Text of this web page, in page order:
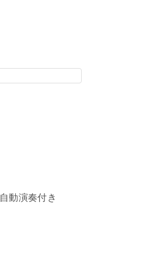
自動演奏付き